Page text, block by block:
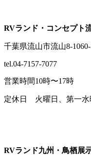
RVランド・コンセプト
千葉県流山市流山8-1060-
tel.04-7157-7077
営業時間10時〜17時
定休日 火曜日、第一水
RVランド九州・鳥栖展